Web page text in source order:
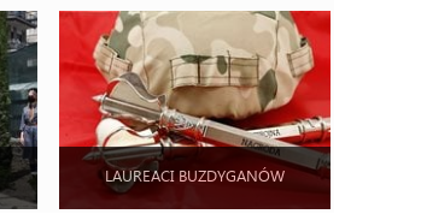
LAUREACI BUZDYGANÓW